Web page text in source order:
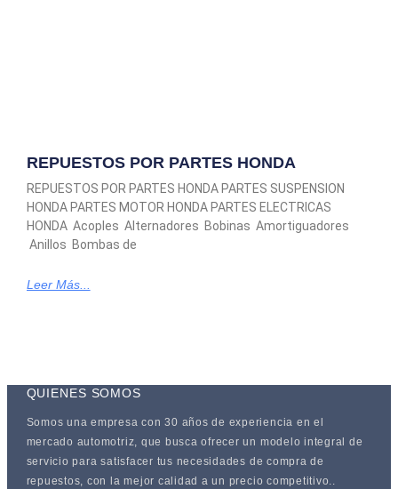
REPUESTOS POR PARTES HONDA
REPUESTOS POR PARTES HONDA PARTES SUSPENSION
HONDA PARTES MOTOR HONDA PARTES ELECTRICAS
HONDA Acoples Alternadores Bobinas Amortiguadores
Anillos Bombas de
Leer Más...
QUIENES SOMOS
Somos una empresa con 30 años de experiencia en el
mercado automotriz, que busca ofrecer un modelo integral de
servicio para satisfacer tus necesidades de compra de
repuestos, con la mejor calidad a un precio competitivo..